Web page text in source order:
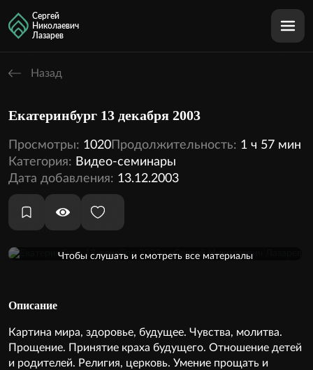
Сергей
Николаевич
Лазарев
Назад
Екатеринбург 13 декабря 2003
Просмотры: 1020Продолжительность: 1 ч 57 мин
Категория: Видео-семинары
Дата добавления: 13.12.2003
Оформить подписку
Чтобы слушать и смотреть все материалы
Описание
Картина мира, здоровье, будущее. Чувства, молитва.
Прощение. Принятие краха будущего. Отношение детей
и родителей. Религия, церковь. Умение прощать и